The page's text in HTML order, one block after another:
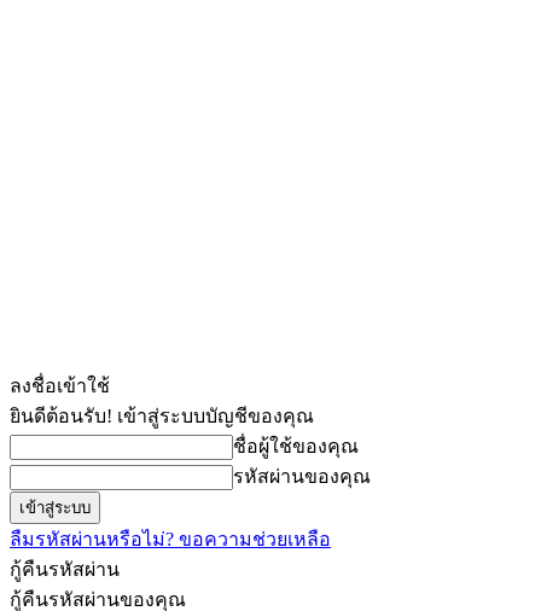
ลงชื่อเข้าใช้
ยินดีต้อนรับ! เข้าสู่ระบบบัญชีของคุณ
ชื่อผู้ใช้ของคุณ
รหัสผ่านของคุณ
ลืมรหัสผ่านหรือไม่? ขอความช่วยเหลือ
กู้คืนรหัสผ่าน
กู้คืนรหัสผ่านของคุณ